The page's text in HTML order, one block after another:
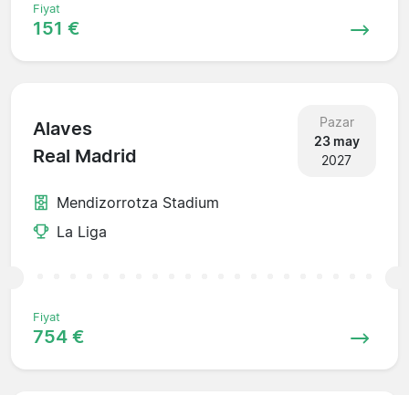
Fiyat
151 €
Alaves
Real Madrid
Pazar
23 may
2027
Mendizorrotza Stadium
La Liga
Fiyat
754 €